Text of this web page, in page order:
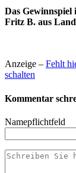
Das Gewinnspiel
Fritz B. aus
Anzeige – Fehlt
schalten
Kommentar
Namepflichtfeld